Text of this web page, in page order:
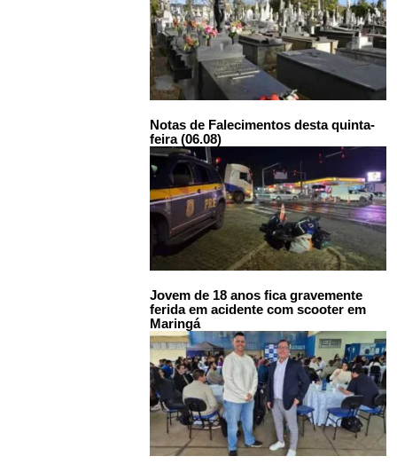
Notas de Falecimentos desta quinta-
feira (06.08)
Jovem de 18 anos fica gravemente
ferida em acidente com scooter em
Maringá